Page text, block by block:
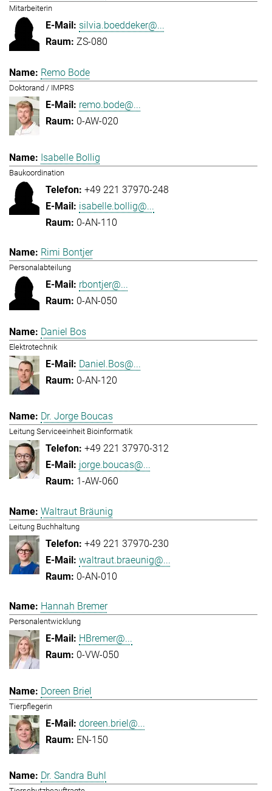
Mitarbeiterin
silvia.boeddeker@...
ZS-080
Remo Bode
Doktorand / IMPRS
remo.bode@...
0-AW-020
Isabelle Bollig
Baukoordination
+49 221 37970-248
isabelle.bollig@...
0-AN-110
Rimi Bontjer
Personalabteilung
rbontjer@...
0-AN-050
Daniel Bos
Elektrotechnik
Daniel.Bos@...
0-AN-120
Dr. Jorge Boucas
Leitung Serviceeinheit Bioinformatik
+49 221 37970-312
jorge.boucas@...
1-AW-060
Waltraut Bräunig
Leitung Buchhaltung
+49 221 37970-230
waltraut.braeunig@...
0-AN-010
Hannah Bremer
Personalentwicklung
HBremer@...
0-VW-050
Doreen Briel
Tierpflegerin
doreen.briel@...
EN-150
Dr. Sandra Buhl